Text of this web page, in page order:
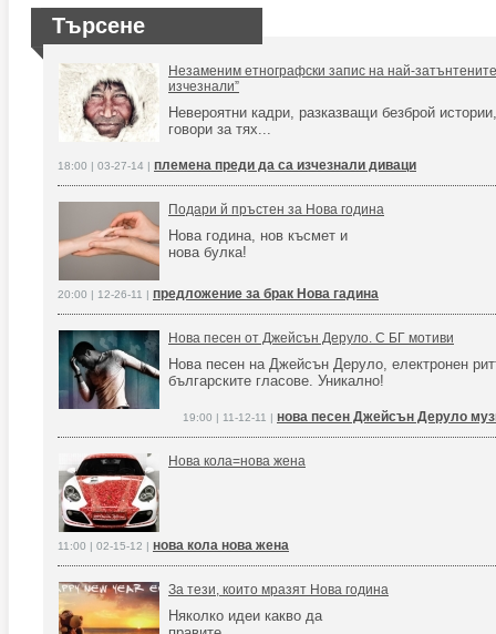
Търсене
Незаменим етнографски запис на най-
изчезнали”
Невероятни кадри, разказващи безброй
говори за тях...
18:00 | 03-27-14 | племена преди да са изчезнали диваци
Подари й пръстен за Нова година
Нова година, нов късмет и
нова булка!
20:00 | 12-26-11 | предложение за брак Нова гадина
Нова песен от Джейсън Деруло. С БГ мотиви
Нова песен на Джейсън Деруло, електронен
българските гласове. Уникално!
19:00 | 11-12-11 | нова песен Джейсън Деруло
Нова кола=нова жена
11:00 | 02-15-12 | нова кола нова жена
За тези, които мразят Нова година
Няколко идеи какво да